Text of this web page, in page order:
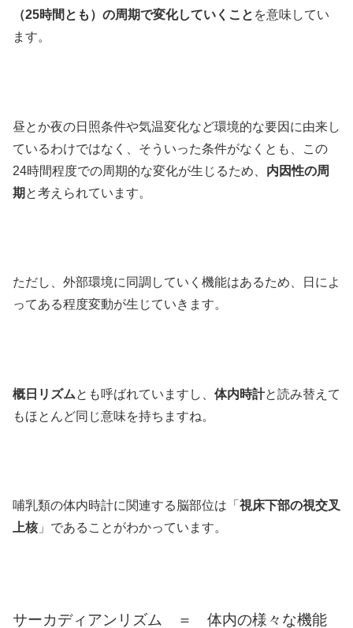
（25時間とも）の周期で変化していくこと を意味してい
ます。
昼とか夜の日照条件や気温変化など環境的な要因に由来し
ているわけではなく、そういった条件がなくとも、この
24時間程度での周期的な変化が生じるため、 内因性の周
期 と考えられています。
ただし、外部環境に同調していく機能はあるため、日によ
ってある程度変動が生じていきます。
概日リズムとも呼ばれていますし、 体内時計と読み替えて
もほとんど同じ意味を持ちますね。
哺乳類の体内時計に関連する脳部位は「 視床下部の視交叉
上核」であることがわかっています。
サーカディアンリズム ＝ 体内の様々な機能